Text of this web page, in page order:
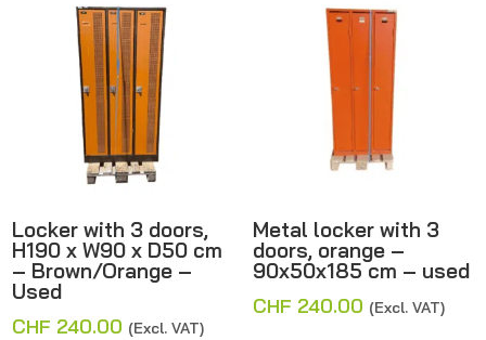
Locker with 3 doors,
H190 x W90 x D50 cm
– Brown/Orange –
Used
CHF 240.00 (Excl. VAT)
Metal locker with 3
doors, orange –
90x50x185 cm – used
CHF 240.00 (Excl. VAT)